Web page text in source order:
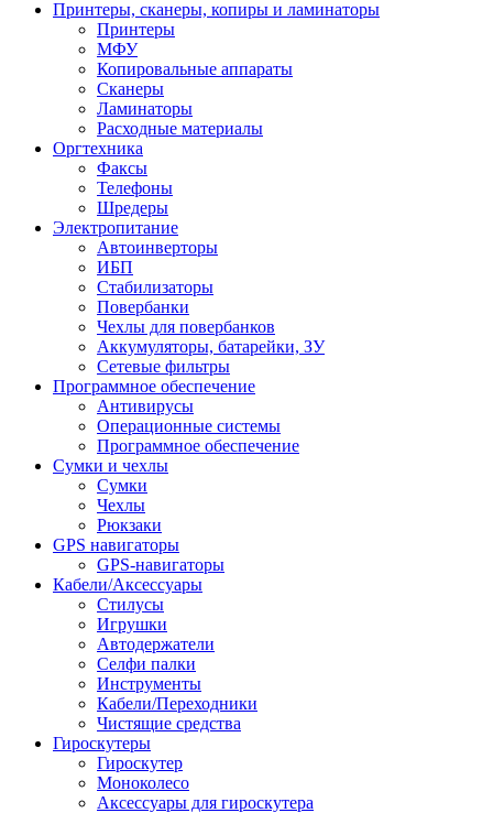
Принтеры, сканеры, копиры и ламинаторы
Принтеры
МФУ
Копировальные аппараты
Сканеры
Ламинаторы
Расходные материалы
Оргтехника
Факсы
Телефоны
Шредеры
Электропитание
Автоинверторы
ИБП
Стабилизаторы
Повербанки
Чехлы для повербанков
Аккумуляторы, батарейки, ЗУ
Сетевые фильтры
Программное обеспечение
Антивирусы
Операционные системы
Программное обеспечение
Сумки и чехлы
Сумки
Чехлы
Рюкзаки
GPS навигаторы
GPS-навигаторы
Кабели/Аксессуары
Стилусы
Игрушки
Автодержатели
Селфи палки
Инструменты
Кабели/Переходники
Чистящие средства
Гироскутеры
Гироскутер
Моноколесо
Аксессуары для гироскутера